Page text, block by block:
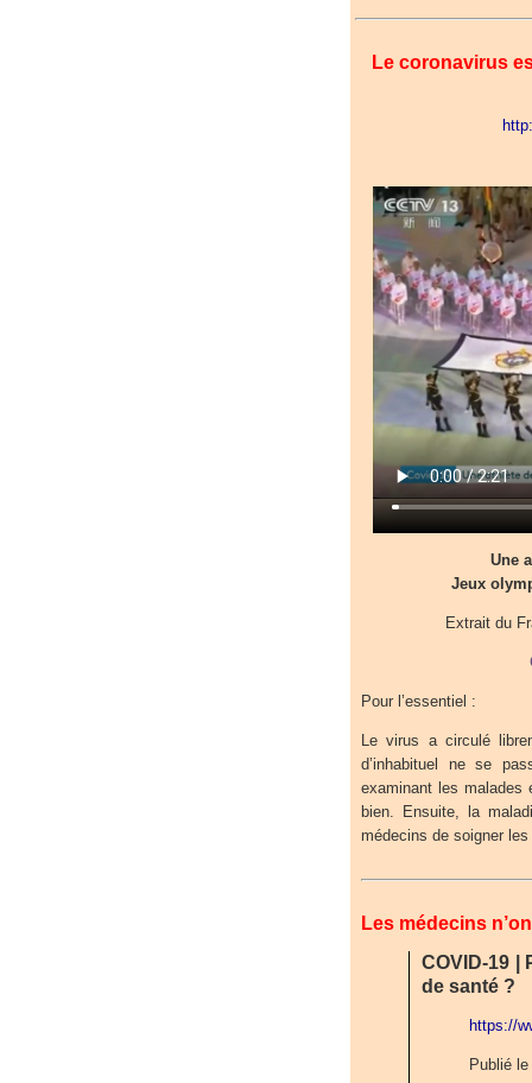
Le coronavirus
Une
Jeux
Extrait du
Pour l’essentiel :
Le virus a circulé
d’inhabituel ne se
examinant les malades
bien. Ensuite, la
médecins de soigner
Les médecins
COVID-19 |
de santé ?
https://
Publié